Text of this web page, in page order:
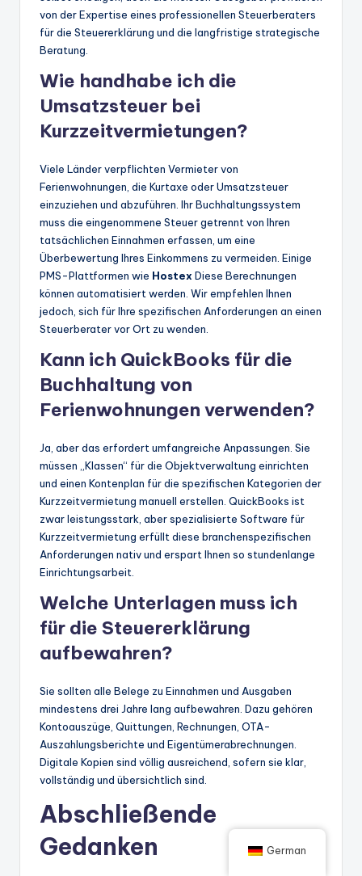
von der Expertise eines professionellen Steuerberaters
für die Steuererklärung und die langfristige strategische
Beratung.
Wie handhabe ich die
Umsatzsteuer bei
Kurzzeitvermietungen?
Viele Länder verpflichten Vermieter von
Ferienwohnungen, die Kurtaxe oder Umsatzsteuer
einzuziehen und abzuführen. Ihr Buchhaltungssystem
muss die eingenommene Steuer getrennt von Ihren
tatsächlichen Einnahmen erfassen, um eine
Überbewertung Ihres Einkommens zu vermeiden. Einige
PMS-Plattformen wie Hostex Diese Berechnungen
können automatisiert werden. Wir empfehlen Ihnen
jedoch, sich für Ihre spezifischen Anforderungen an einen
Steuerberater vor Ort zu wenden.
Kann ich QuickBooks für die
Buchhaltung von
Ferienwohnungen verwenden?
Ja, aber das erfordert umfangreiche Anpassungen. Sie
müssen „Klassen“ für die Objektverwaltung einrichten
und einen Kontenplan für die spezifischen Kategorien der
Kurzzeitvermietung manuell erstellen. QuickBooks ist
zwar leistungsstark, aber spezialisierte Software für
Kurzzeitvermietung erfüllt diese branchenspezifischen
Anforderungen nativ und erspart Ihnen so stundenlange
Einrichtungsarbeit.
Welche Unterlagen muss ich
für die Steuererklärung
aufbewahren?
Sie sollten alle Belege zu Einnahmen und Ausgaben
mindestens drei Jahre lang aufbewahren. Dazu gehören
Kontoauszüge, Quittungen, Rechnungen, OTA-
Auszahlungsberichte und Eigentümerabrechnungen.
Digitale Kopien sind völlig ausreichend, sofern sie klar,
vollständig und übersichtlich sind.
Abschließende
Gedanken
German